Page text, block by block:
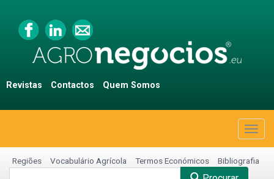
Revistas Contactos Quem Somos
Regiões Vocabulário Agrícola Termos Económicos Bibliografia